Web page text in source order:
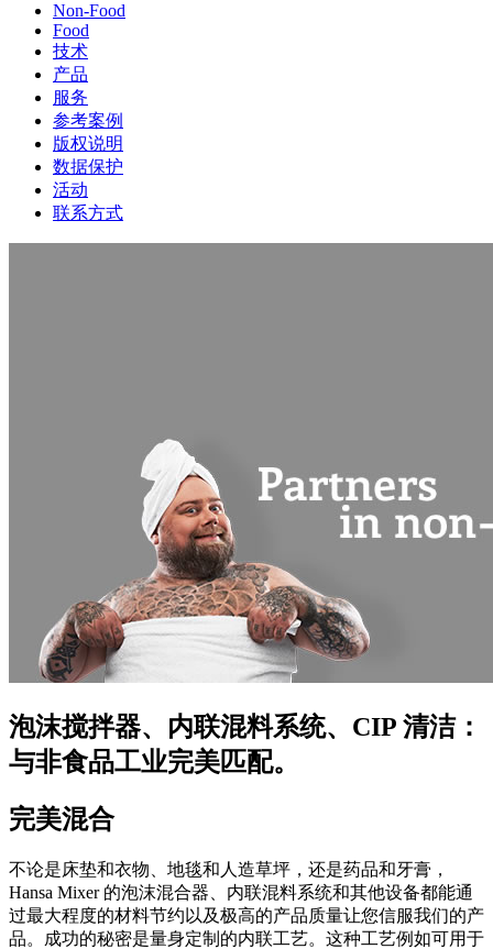
Non-Food
Food
技术
产品
服务
参考案例
版权说明
数据保护
活动
联系方式
泡沫搅拌器、内联混料系统、CIP 清洁：
与非食品工业完美匹配。
完美混合
不论是床垫和衣物、地毯和人造草坪，还是药品和牙膏，
Hansa Mixer 的泡沫混合器、内联混料系统和其他设备都能通
过最大程度的材料节约以及极高的产品质量让您信服我们的产
品。成功的秘密是量身定制的内联工艺。这种工艺例如可用于